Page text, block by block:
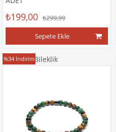
₺199,00 ₺299,99
Sepete Ekle
Doğaltaş Bileklik
%34 İndirim